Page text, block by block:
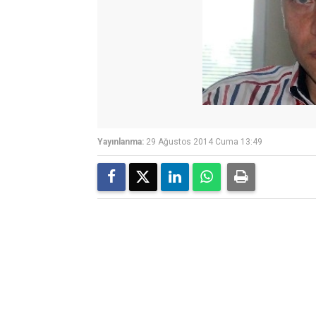
Yayınlanma: 29 Ağustos 2014 Cuma 13:49